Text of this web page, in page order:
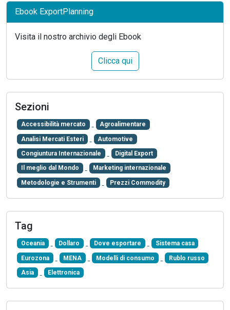
Ebook ExportPlanning
Visita il nostro archivio degli Ebook
Clicca qui
Sezioni
Accessibilità mercato Agroalimentare
Analisi Mercati Esteri Automotive
Congiuntura Internazionale Digital Export
Il meglio dal Mondo Marketing internazionale
Metodologie e Strumenti Prezzi Commodity
Tag
Oceania Dollaro Dove esportare Sistema casa
Eurozona MENA Modelli di consumo Rublo russo
Asia Elettronica